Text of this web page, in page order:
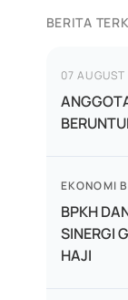
BERITA
07
EKONOMI
BPKH
SINERGI
HAJI